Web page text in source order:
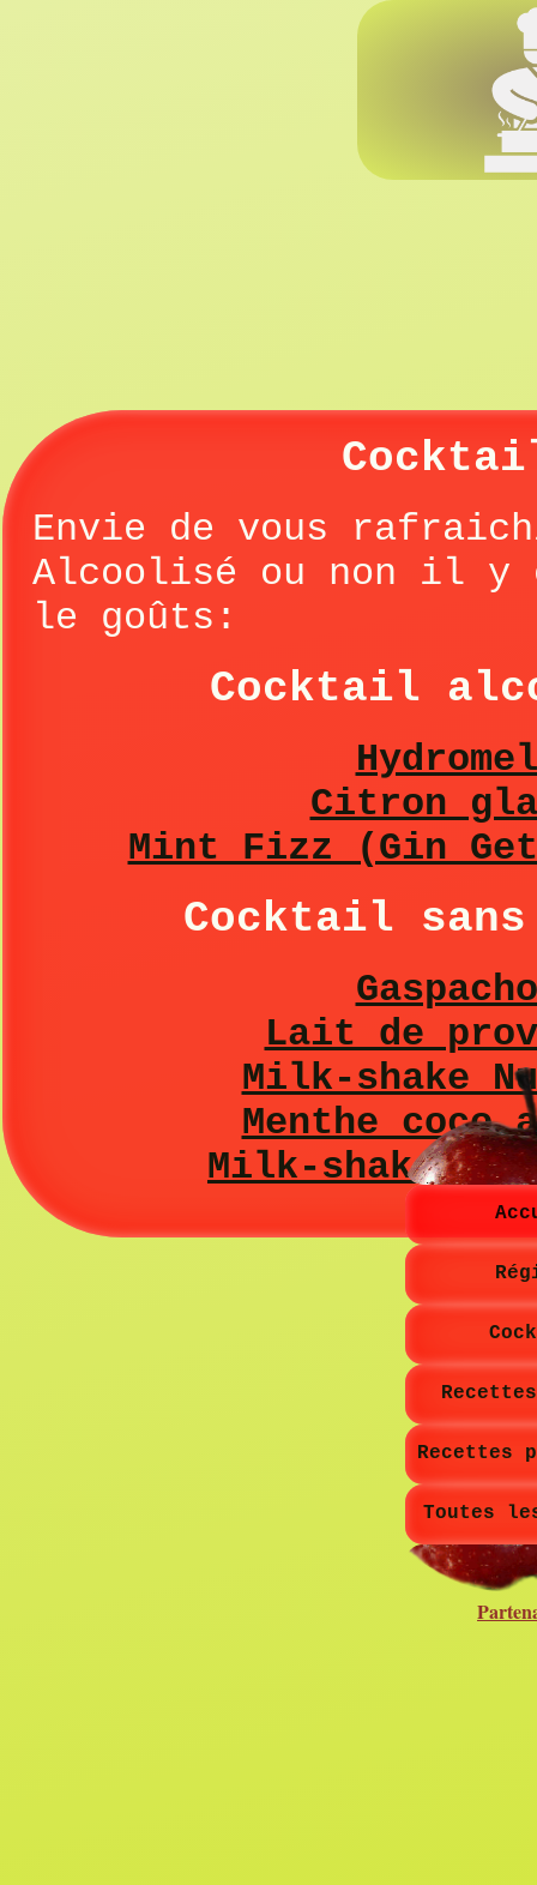
Envie de vous
Alcoolisé ou non il y
le goûts:
Cocktail
Hydromel
Citron
Mint Fizz (Gin
Cocktail
Gaspacho
Lait de
Milk-shake
Menthe coco
Milk-shake à
Recettes
Toutes